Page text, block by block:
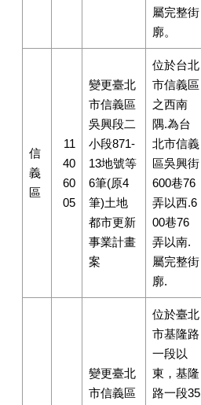
屬完整街
廓。
信
義
區
11
40
60
05
變更臺北
市信義區
吳興段二
小段871-
13地號等
6筆(原4
筆)土地
都市更新
事業計畫
案
位於台北
市信義區
之西南
隅.為台
北市信義
區吳興街
600巷76
弄以西.6
00巷76
弄以南.
屬完整街
廓.
變更臺北
市信義區
位於臺北
市基隆路
一段以
東，基隆
路一段35